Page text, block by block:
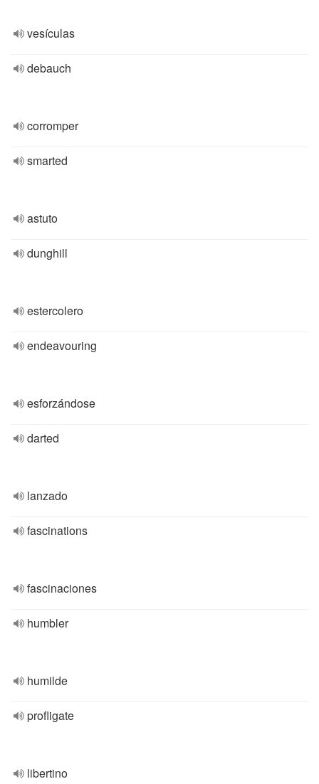
vesículas
debauch
corromper
smarted
astuto
dunghill
estercolero
endeavouring
esforzándose
darted
lanzado
fascinations
fascinaciones
humbler
humilde
profligate
libertino